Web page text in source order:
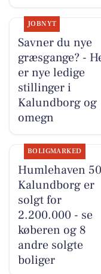
JOBNYT
Savner du nye
græsgange? -
er nye ledige
stillinger i
Kalundborg og
omegn
BOLIGMARKED
Humlehaven
Kalundborg er
solgt for
2.200.000 - se
køberen og 8
andre solgte
boliger